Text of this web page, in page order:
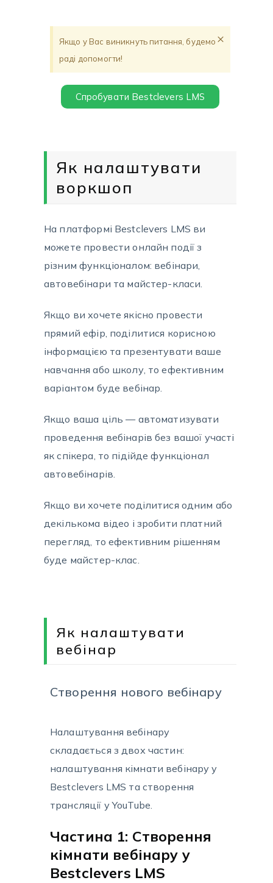
Якщо у Вас виникнуть питання, будемо
раді допомогти!
×
Спробувати Bestclevers LMS
Як налаштувати
воркшоп
На платформі Bestclevers LMS ви
можете провести онлайн події з
різним функціоналом: вебінари,
автовебінари та майстер-класи.
Якщо ви хочете якісно провести
прямий ефір, поділитися корисною
інформацією та презентувати ваше
навчання або школу, то ефективним
варіантом буде вебінар.
Якщо ваша ціль — автоматизувати
проведення вебінарів без вашої участі
як спікера, то підійде функціонал
автовебінарів.
Якщо ви хочете поділитися одним або
декількома відео і зробити платний
перегляд, то ефективним рішенням
буде майстер-клас.
Як налаштувати
вебінар
Створення нового вебінару
Налаштування вебінару
складається з двох частин:
налаштування кімнати вебінару у
Bestclevers LMS та створення
трансляції у YouTube.
Частина 1: Cтворення
кімнати вебінару у
Bestclevers LMS